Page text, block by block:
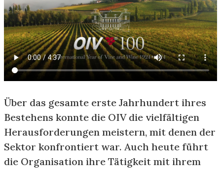
Über das gesamte erste Jahrhundert ihres
Bestehens konnte die OIV die vielfältigen
Herausforderungen meistern, mit denen der
Sektor konfrontiert war. Auch heute führt
die Organisation ihre Tätigkeit mit ihrem